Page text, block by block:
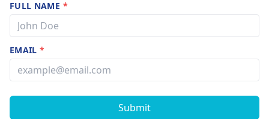
FULL NAME *
EMAIL*
Submit